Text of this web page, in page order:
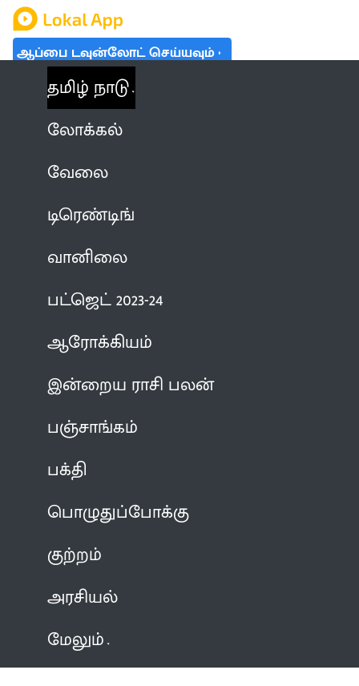
ஆப்பை டவுன்லோட் செய்யவும்
தமிழ் நாடு
லோக்கல்
வேலை
டிரெண்டிங்
வானிலை
பட்ஜெட் 2023-24
ஆரோக்கியம்
இன்றைய ராசி பலன்
பஞ்சாங்கம்
பக்தி
பொழுதுப்போக்கு
குற்றம்
அரசியல்
மேலும்